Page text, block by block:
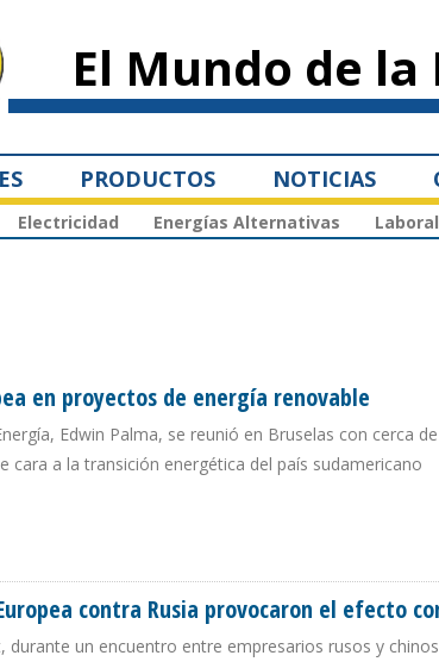
principal
El Mundo de la
PRODUCTOS NOTICIAS
Electricidad Energías Alternativas
en proyectos de energía renovable
Edwin Palma, se reunió en Bruselas con cerca
cara a la transición energética del país sudamericano
contra Rusia provocaron el efecto
durante un encuentro entre empresarios rusos y